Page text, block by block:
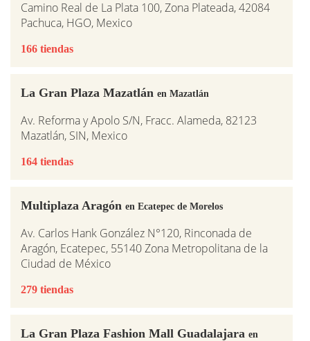
Camino Real de La Plata 100, Zona Plateada, 42084
Pachuca, HGO, Mexico
166 tiendas
La Gran Plaza Mazatlán en Mazatlán
Av. Reforma y Apolo S/N, Fracc. Alameda, 82123
Mazatlán, SIN, Mexico
164 tiendas
Multiplaza Aragón en Ecatepec de Morelos
Av. Carlos Hank González N°120, Rinconada de
Aragón, Ecatepec, 55140 Zona Metropolitana de la
Ciudad de México
279 tiendas
La Gran Plaza Fashion Mall Guadalajara en